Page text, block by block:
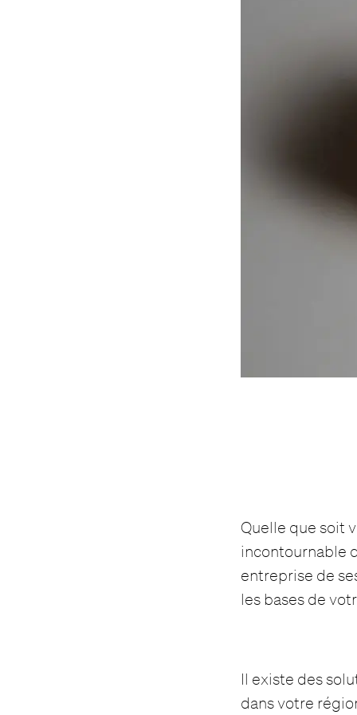
Quelle que soit
incontournable
entreprise de
les bases de
Il existe des
dans votre